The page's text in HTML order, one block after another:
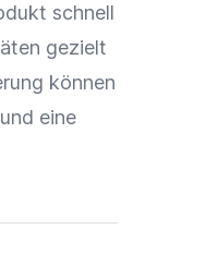
schnell
gezielt
können
eine